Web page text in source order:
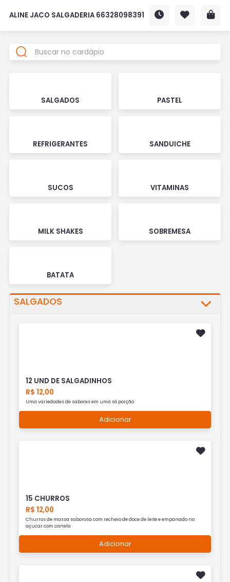
ALINE JACO SALGADERIA 66328098391
SALGADOS PASTEL
REFRIGERANTES SANDUICHE
SUCOS VITAMINAS
MILK SHAKES SOBREMESA
BATATA
SALGADOS
12 UND DE SALGADINHOS
R$ 12,00
Uma variedades de sabores em uma só porção.
Adicionar
15 CHURROS
R$ 12,00
Churros de massa saborosa com recheio de doce de leite e empanado no
açucar com canela
Adicionar